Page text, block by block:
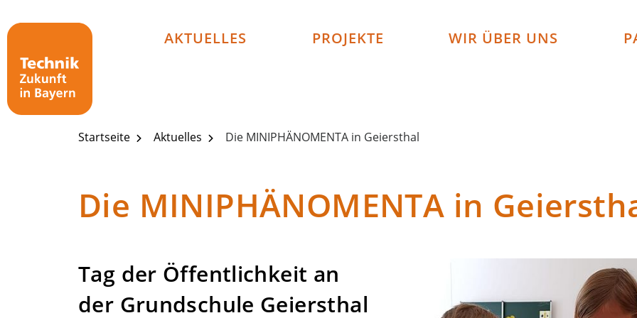
Technik - Zukunft in Bayern
AKTUELLES PROJEKTE WIR ÜBER UNS
Startseite Aktuelles Die MINIPHÄNOMENTA in Geiersthal
Die MINIPHÄNOMENTA in
Tag der Öffentlichkeit an
der Grundschule Geiersthal